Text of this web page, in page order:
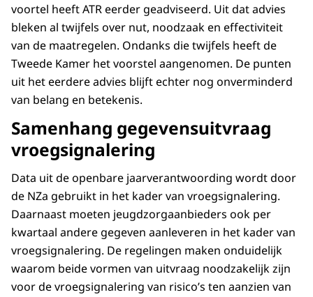
voortel heeft ATR eerder geadviseerd. Uit dat advies
bleken al twijfels over nut, noodzaak en effectiviteit
van de maatregelen. Ondanks die twijfels heeft de
Tweede Kamer het voorstel aangenomen. De punten
uit het eerdere advies blijft echter nog onverminderd
van belang en betekenis.
Samenhang gegevensuitvraag
vroegsignalering
Data uit de openbare jaarverantwoording wordt door
de NZa gebruikt in het kader van vroegsignalering.
Daarnaast moeten jeugdzorgaanbieders ook per
kwartaal andere gegeven aanleveren in het kader van
vroegsignalering. De regelingen maken onduidelijk
waarom beide vormen van uitvraag noodzakelijk zijn
voor de vroegsignalering van risico’s ten aanzien van